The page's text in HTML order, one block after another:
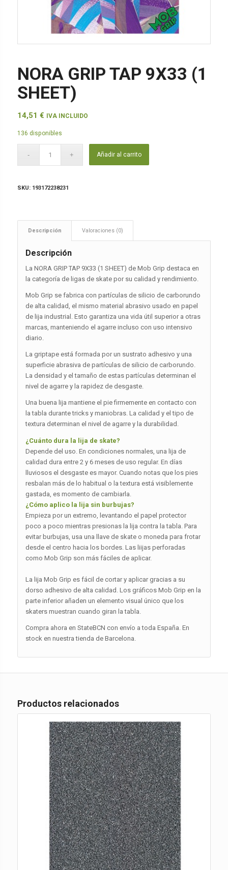
NORA GRIP TAP 9X33 (1
SHEET)
14,51 € IVA INCLUIDO
136 disponibles
Añadir al carrito
SKU: 193172238231
Descripción Valoraciones (0)
Descripción
La NORA GRIP TAP 9X33 (1 SHEET) de Mob Grip destaca en
la categoría de ligas de skate por su calidad y rendimiento.
Mob Grip se fabrica con partículas de silicio de carborundo
de alta calidad, el mismo material abrasivo usado en papel
de lija industrial. Esto garantiza una vida útil superior a otras
marcas, manteniendo el agarre incluso con uso intensivo
diario.
La griptape está formada por un sustrato adhesivo y una
superficie abrasiva de partículas de silicio de carborundo.
La densidad y el tamaño de estas partículas determinan el
nivel de agarre y la rapidez de desgaste.
Una buena lija mantiene el pie firmemente en contacto con
la tabla durante tricks y maniobras. La calidad y el tipo de
textura determinan el nivel de agarre y la durabilidad.
¿Cuánto dura la lija de skate?
Depende del uso. En condiciones normales, una lija de
calidad dura entre 2 y 6 meses de uso regular. En días
lluviosos el desgaste es mayor. Cuando notas que los pies
resbalan más de lo habitual o la textura está visiblemente
gastada, es momento de cambiarla.
¿Cómo aplico la lija sin burbujas?
Empieza por un extremo, levantando el papel protector
poco a poco mientras presionas la lija contra la tabla. Para
evitar burbujas, usa una llave de skate o moneda para frotar
desde el centro hacia los bordes. Las liijas perforadas
como Mob Grip son más fáciles de aplicar.
La lija Mob Grip es fácil de cortar y aplicar gracias a su
dorso adhesivo de alta calidad. Los gráficos Mob Grip en la
parte inferior añaden un elemento visual único que los
skaters muestran cuando giran la tabla.
Compra ahora en StateBCN con envío a toda España. En
stock en nuestra tienda de Barcelona.
Productos relacionados